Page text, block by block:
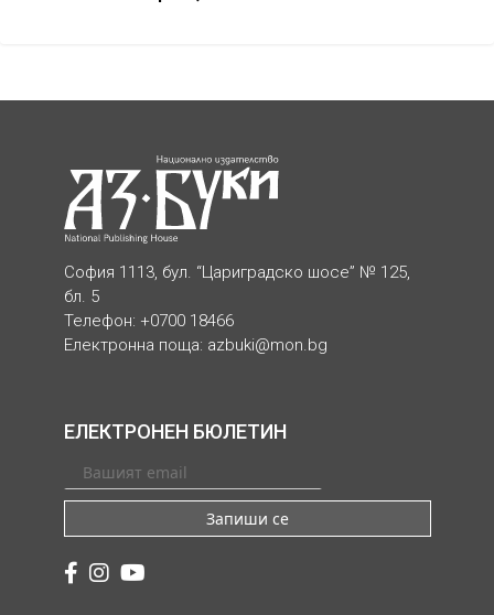
София 1113, бул. “Цариградско шосе” № 125,
бл. 5
Телефон: +0700 18466
Електронна поща: azbuki@mon.bg
ЕЛЕКТРОНЕН БЮЛЕТИН
Запиши се